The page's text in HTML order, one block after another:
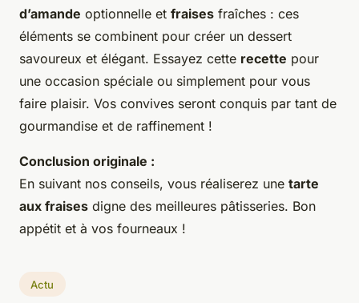
d’amande optionnelle et fraises fraîches : ces
éléments se combinent pour créer un dessert
savoureux et élégant. Essayez cette recette pour
une occasion spéciale ou simplement pour vous
faire plaisir. Vos convives seront conquis par tant de
gourmandise et de raffinement !
Conclusion originale :
En suivant nos conseils, vous réaliserez une tarte
aux fraises digne des meilleures pâtisseries. Bon
appétit et à vos fourneaux !
Actu